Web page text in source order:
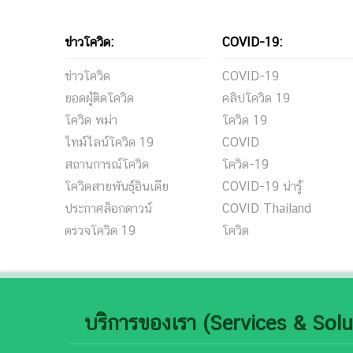
ข่าวโควิด:
ข่าวโควิด
ยอดผู้ติดโควิด
โควิด พม่า
ไทม์ไลน์โควิด 19
สถานการณ์โควิด
โควิดสายพันธุ์อินเดีย
ประกาศล็อกดาวน์
ตรวจโควิด 19
COVID-19:
COVID-19
คลิปโควิด 19
โควิด 19
COVID
โควิด-19
COVID-19 น่ารู้
COVID Thailand
โควิด
บริการของเรา (Services &